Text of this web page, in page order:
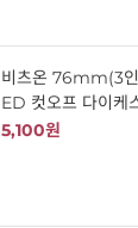
비츠온 76mm(3
ED 컷오프 다이케
5,100원